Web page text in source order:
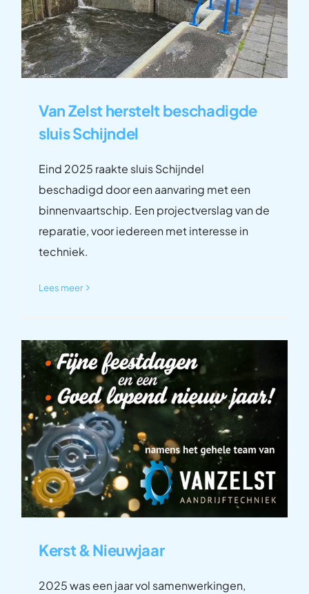
Van Zelst herstelt beschadigde
sluis Schijndel
Eind 2025 raakte sluis Schijndel
beschadigd door een aanvaring met een
binnenvaartschip. Een projectverslag van de
reparatie, voor iedereen met interesse in
techniek.
Lees meer
Kerst & Nieuwjaar
2025 was een jaar vol samenwerkingen,